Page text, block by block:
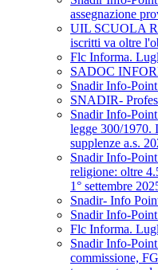
assegnazione
UIL SCUOLA
iscritti va oltre
Flc Informa.
SADOC
Snadir Info-Point
SNADIR-
Snadir Info-
legge 300/1970.
supplenze a.s.
Snadir Info-
religione: oltre
1° settembre
Snadir- Info
Snadir Info-
Flc Informa.
Snadir Info-
commissione,